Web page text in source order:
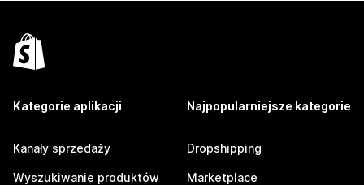
Kategorie aplikacji
Kanały sprzedaży
Wyszukiwanie produktów
Najpopularniejsze kategorie
Dropshipping
Marketplace